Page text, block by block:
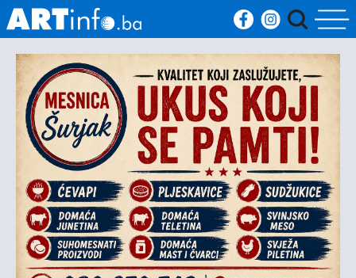
Početna
Vijesti
Sport
Kultura
Crna
kronika